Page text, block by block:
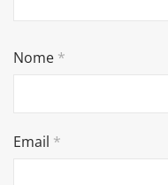
Nome *
Email *